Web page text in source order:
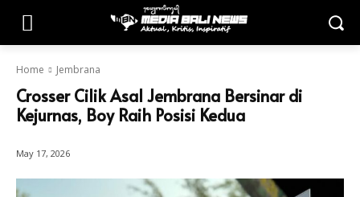
Home Jembrana
Crosser Cilik Asal Jembrana Bersinar di
Kejurnas, Boy Raih Posisi Kedua
May 17, 2026